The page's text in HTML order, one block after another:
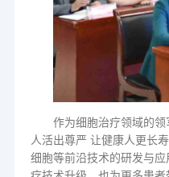
作为细胞治疗领域的
人活出尊严 让健康人更长寿
细胞等前沿技术的研发与应